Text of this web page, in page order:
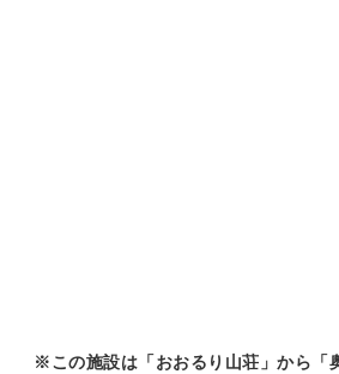
※この施設は「おおるり山荘」から「